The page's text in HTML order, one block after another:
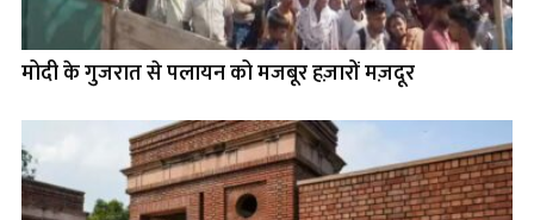
मोदी के गुजरात से पलायन को मजबूर हज़ारों मज़दूर